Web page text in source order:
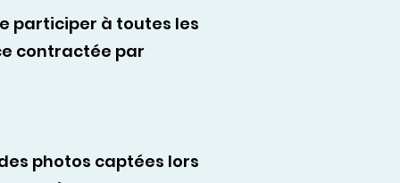
participer à toutes les
contractée par
photos captées lors